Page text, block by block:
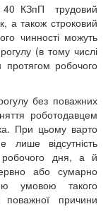
40 КЗпП трудовий
а також строковий
чинності можуть
(в тому числі
протягом робочого
без поважних
роботодавцем
При цьому варто
лише відсутність
робочого дня, а й
або сумарно
умовою такого
поважної причини